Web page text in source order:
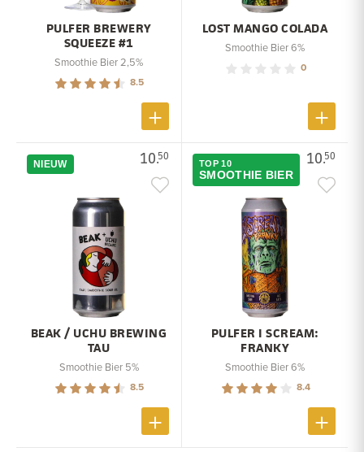
PULFER BREWERY
SQUEEZE #1
Smoothie Bier 2,5%
8.5
LOST MANGO COLADA
Smoothie Bier 6%
0
10.50
NIEUW
BEAK / UCHU BREWING
TAU
Smoothie Bier 5%
8.5
10.50
TOP 10
SMOOTHIE BIER
PULFER I SCREAM:
FRANKY
Smoothie Bier 6%
8.4